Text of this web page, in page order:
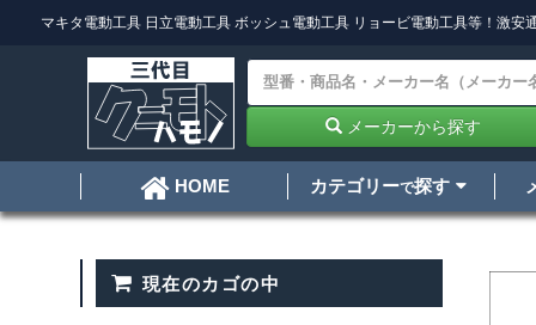
マキタ電動工具 日立電動工具 ボッシュ電動工具 リョービ電動工具等！激安
メーカーから探す
HOME カテゴリーで探す
現在のカゴの中